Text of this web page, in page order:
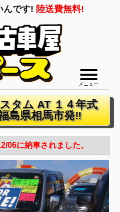
んです! 陸送費無料!
メニュー
タム AT １４年式
島県相馬市発‼
06に納車されました。